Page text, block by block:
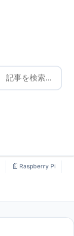
📄 Raspberry Pi